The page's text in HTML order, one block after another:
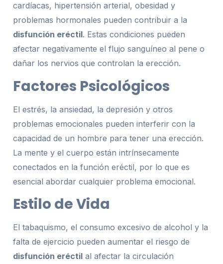
cardíacas, hipertensión arterial, obesidad y
problemas hormonales pueden contribuir a la
disfunción eréctil. Estas condiciones pueden
afectar negativamente el flujo sanguíneo al pene o
dañar los nervios que controlan la erección.
Factores Psicológicos
El estrés, la ansiedad, la depresión y otros
problemas emocionales pueden interferir con la
capacidad de un hombre para tener una erección.
La mente y el cuerpo están intrínsecamente
conectados en la función eréctil, por lo que es
esencial abordar cualquier problema emocional.
Estilo de Vida
El tabaquismo, el consumo excesivo de alcohol y la
falta de ejercicio pueden aumentar el riesgo de
disfunción eréctil al afectar la circulación